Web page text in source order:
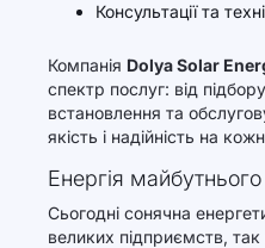
Консультації та
Компанія Dolya Solar
спектр послуг: від
встановлення та
якість і надійність на
Енергія
Сьогодні сонячна
великих підприємств, так